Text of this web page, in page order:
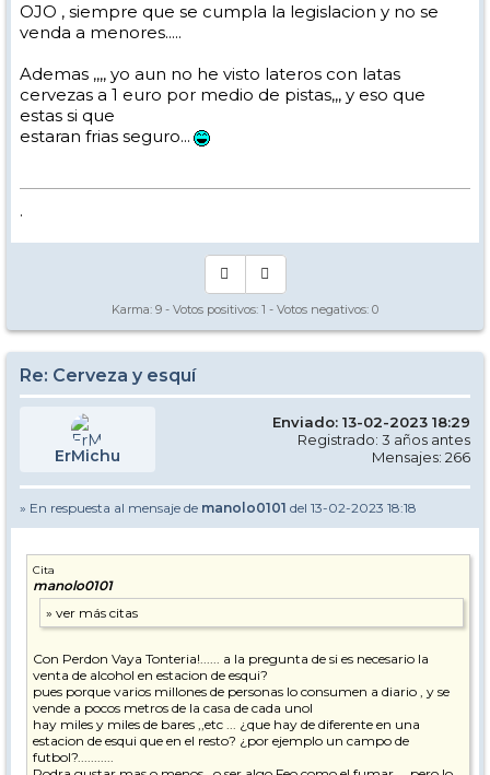
OJO , siempre que se cumpla la legislacion y no se
venda a menores.....
Ademas ,,,, yo aun no he visto lateros con latas
cervezas a 1 euro por medio de pistas,,, y eso que
estas si que
estaran frias seguro...
.
Karma: 9 - Votos positivos: 1 - Votos negativos: 0
Re: Cerveza y esquí
ErMichu
Enviado: 13-02-2023 18:29
Registrado: 3 años antes
Mensajes: 266
» En respuesta al mensaje de manolo0101 del 13-02-2023 18:18
Cita
manolo0101
Con Perdon Vaya Tonteria!...... a la pregunta de si es necesario la
venta de alcohol en estacion de esqui?
pues porque varios millones de personas lo consumen a diario , y se
vende a pocos metros de la casa de cada unol
hay miles y miles de bares ,,etc ... ¿que hay de diferente en una
estacion de esqui que en el resto? ¿por ejemplo un campo de
futbol?...........